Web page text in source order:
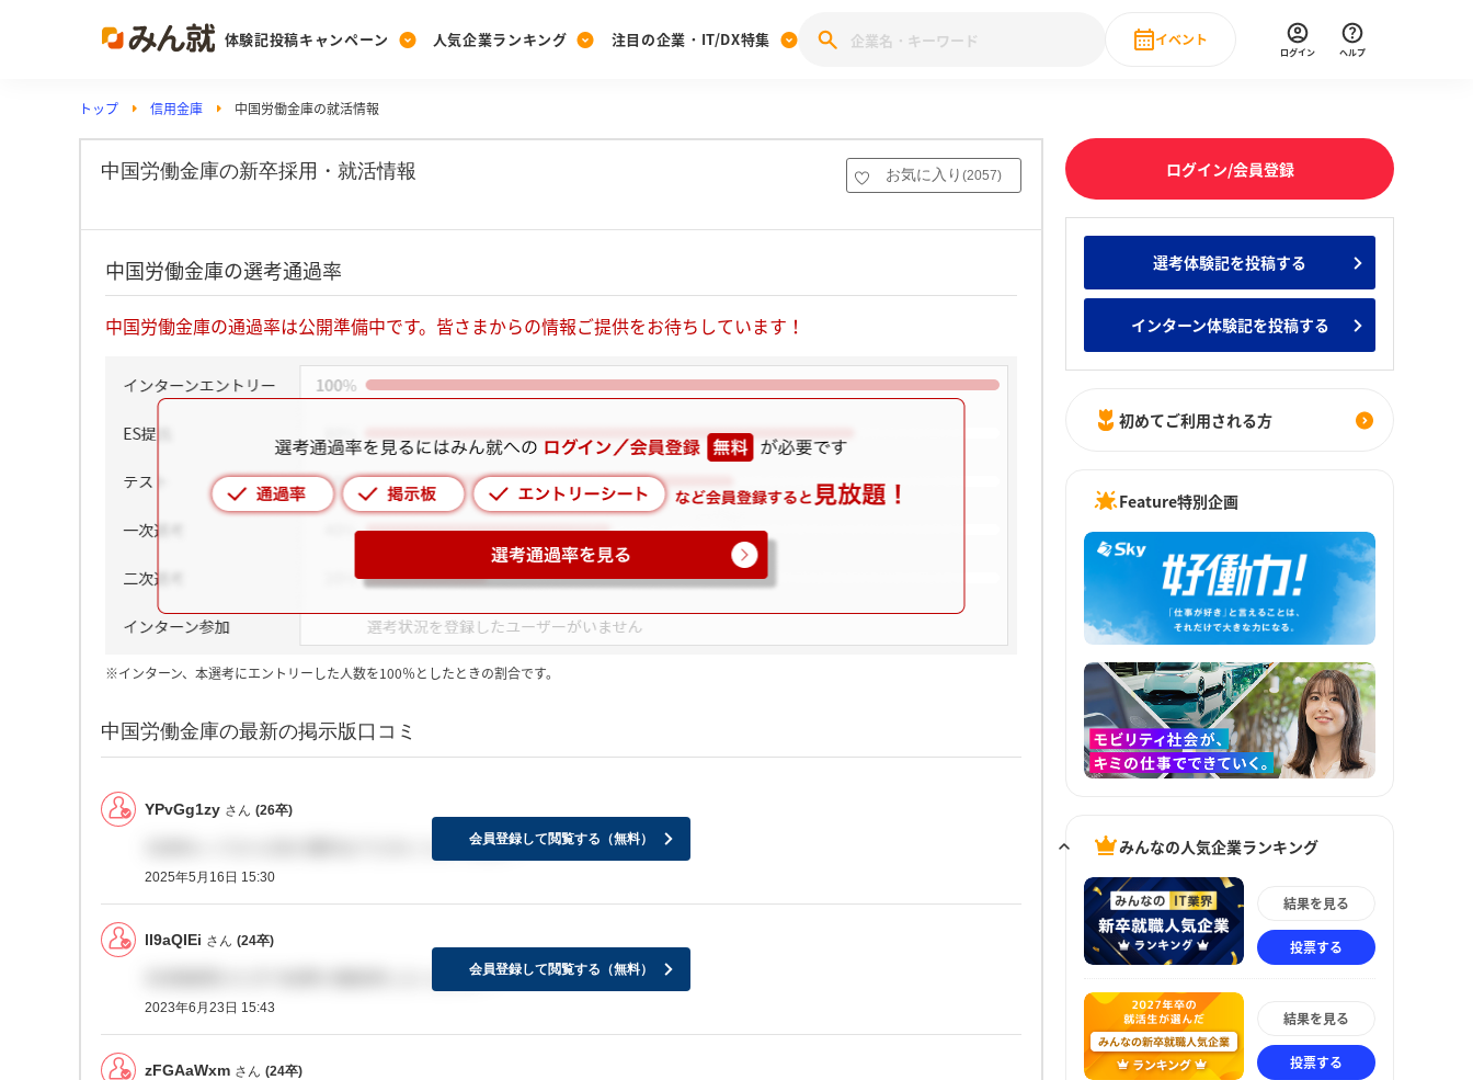
体験記投稿キャンペーン
Post
投稿する
[27卒] 本選考体験記投稿キャンペーン
人気企業ランキング
Ranking
ランキングを見る
投票する
みんなの新卒就職人気企業ランキング みんなのインターン人気企業ランキ
注目の企業・IT/DX特集
PickUp
注目の企業特集
28卒 IT・DX企業特集 27卒 IT・DX企業特集 28卒 IT・DX現場社員インタビュー
動画で知ろう！業界・企業研究
イベント
直近のイベント一覧
ログイン ヘルプ
トップ 信用金庫 中国労働金庫の就活情報
中国労働金庫の新卒採用・就活情報 お気に入り (2057)
中国労働金庫の選考通過率
中国労働金庫の通過率は公開準備中です。皆さまからの情報ご提供をお待ちしています！
※インターン、本選考にエントリーした人数を100％としたときの割合です。
中国労働金庫の最新の掲示版口コミ
YPvGg1zy さん (26卒)
1次終わってから2次の案内までどれくらいですか？
2025年5月16日 15:30
会員登録して閲覧する（無料）
lI9aQIEi さん (24卒)
2次面接受けた方で結果の連絡来た人いますか？
2023年6月23日 15:43
会員登録して閲覧する（無料）
zFGAaWxm さん (24卒)
ログイン/会員登録
選考体験記を投稿する
インターン体験記を投稿する
初めてご利用される方
Feature特別企画
みんなの人気企業ランキング
結果を見る
投票する
結果を見る
投票する